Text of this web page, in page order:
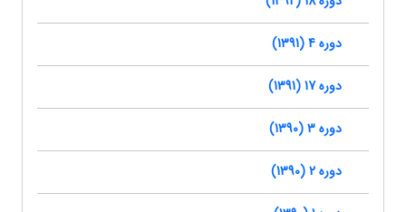
دوره 4 (1391)
دوره 17 (1391)
دوره 3 (1390)
دوره 2 (1390)